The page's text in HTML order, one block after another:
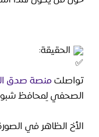
الحقيقة:
تواصلت منصة صدق
الصحفي لِمحافظ